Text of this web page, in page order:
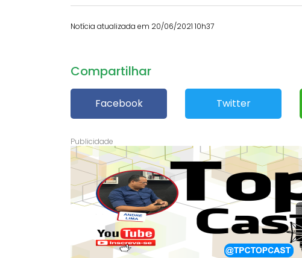
Notícia atualizada em 20/06/2021 10h37
Compartilhar
Facebook Twitter